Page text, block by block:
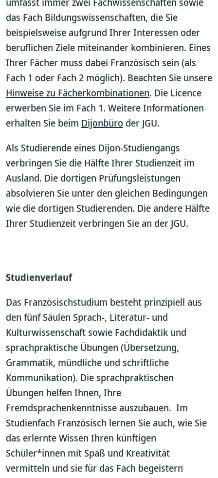
das Fach Bildungswissenschaften, die Sie
beispielsweise aufgrund Ihrer Interessen oder
beruflichen Ziele miteinander kombinieren. Eines
Ihrer Fächer muss dabei Französisch sein (als
Fach 1 oder Fach 2 möglich). Beachten Sie unsere
Hinweise zu Fächerkombinationen. Die Licence
erwerben Sie im Fach 1. Weitere Informationen
erhalten Sie beim Dijonbüro der JGU.
Als Studierende eines Dijon-Studiengangs
verbringen Sie die Hälfte Ihrer Studienzeit im
Ausland. Die dortigen Prüfungsleistungen
absolvieren Sie unter den gleichen Bedingungen
wie die dortigen Studierenden. Die andere Hälfte
Ihrer Studienzeit verbringen Sie an der JGU.
Studienverlauf
Das Französischstudium besteht prinzipiell aus
den fünf Säulen Sprach-, Literatur- und
Kulturwissenschaft sowie Fachdidaktik und
sprachpraktische Übungen (Übersetzung,
Grammatik, mündliche und schriftliche
Kommunikation). Die sprachpraktischen
Übungen helfen Ihnen, Ihre
Fremdsprachenkenntnisse auszubauen. Im
Studienfach Französisch lernen Sie auch, wie Sie
das erlernte Wissen Ihren künftigen
Schüler*innen mit Spaß und Kreativität
vermitteln und sie für das Fach begeistern